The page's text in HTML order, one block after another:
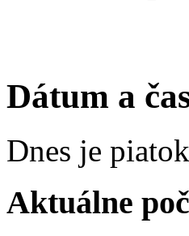
Dátum a
Dnes je piatok
Aktuálne